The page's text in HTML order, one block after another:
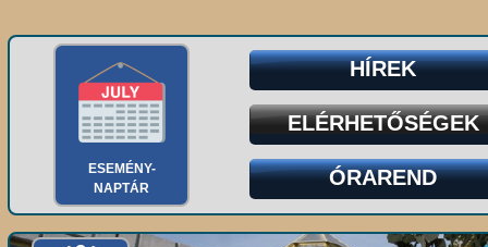
ESEMÉNY-
NAPTÁR
HÍREK
ELÉRHETŐSÉGEK
ÓRAREND